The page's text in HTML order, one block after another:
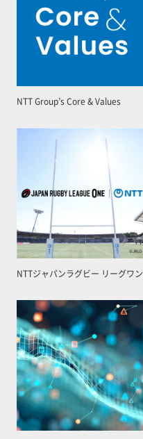
NTT Group’s Core & Values
NTTジャパンラグビー リーグワン